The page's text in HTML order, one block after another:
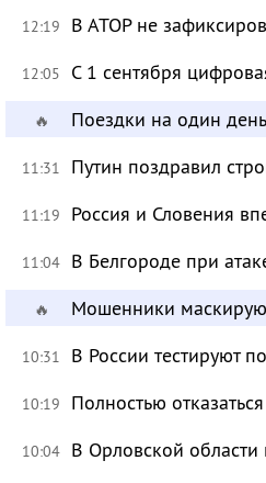
12:19 В АТОР не
12:05 С 1 сентября
🔥 Поездки на один
11:31 Путин поздравил
11:19 Россия и Словения
11:04 В Белгороде при
🔥 Мошенники
10:31 В России тестируют
10:19 Полностью
10:04 В Орловской области